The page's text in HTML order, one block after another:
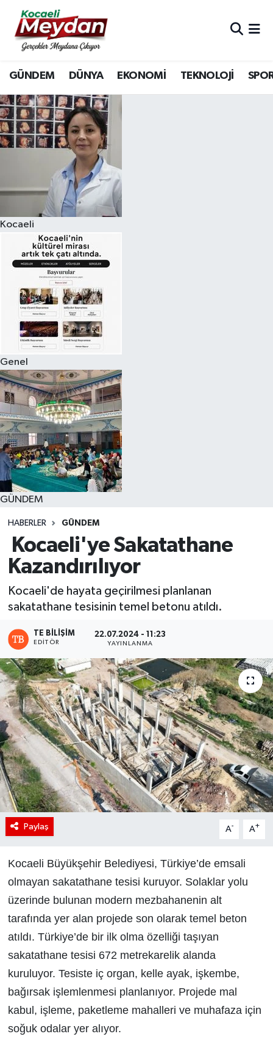
GÜNDEM DÜNYA EKONOMİ TEKNOLOJİ
Kocaeli
Genel
GÜNDEM
HABERLER GÜNDEM
Kocaeli'ye Sakatathane
Kazandırılıyor
Kocaeli'de hayata geçirilmesi planlanan
sakatathane tesisinin temel betonu atıldı.
TE BILIŞIM
EDITÖR
22.07.2024 - 11:23
YAYINLANMA
Paylaş A- A+
Kocaeli Büyükşehir Belediyesi, Türkiye’de emsali
olmayan sakatathane tesisi kuruyor. Solaklar yolu
üzerinde bulunan modern mezbahanenin alt
tarafında yer alan projede son olarak temel beton
atıldı. Türkiye’de bir ilk olma özelliği taşıyan
sakatathane tesisi 672 metrekarelik alanda
kuruluyor. Tesiste iç organ, kelle ayak, işkembe,
bağırsak işlemlenmesi planlanıyor. Projede mal
kabul, işleme, paketleme mahalleri ve muhafaza için
soğuk odalar yer alıyor.
Nöbetçi Eczaneler
Hava Durumu
Trafik Durumu
Süper Lig Puan Durumu ve Fikstür
Tüm Manşetler
Son Dakika Haberleri
Haber Arşivi